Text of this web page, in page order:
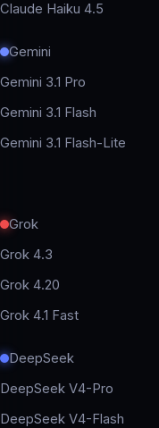
Claude Haiku 4.5
Gemini
Gemini 3.1 Pro
Gemini 3.1 Flash
Gemini 3.1 Flash-Lite
Grok
Grok 4.3
Grok 4.20
Grok 4.1 Fast
DeepSeek
DeepSeek V4-Pro
DeepSeek V4-Flash